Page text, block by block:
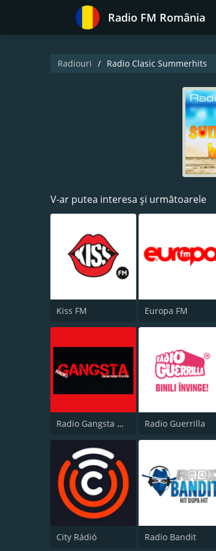
Radio FM România
Radiouri Radio Clasic Summerhits
V-ar putea interesa și următoarele
Kiss FM Europa FM
Radio Gangsta Manele Radio Guerrilla
City Rádió Radio Bandit